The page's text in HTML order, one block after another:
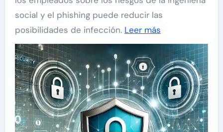
social y el phishing puede reducir las
posibilidades de infección. Leer más